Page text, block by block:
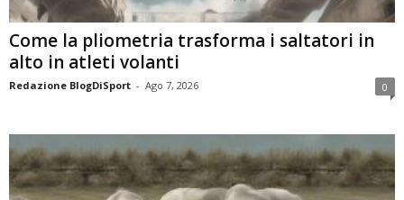
Come la pliometria trasforma i saltatori in
alto in atleti volanti
Redazione BlogDiSport - Ago 7, 2026 0